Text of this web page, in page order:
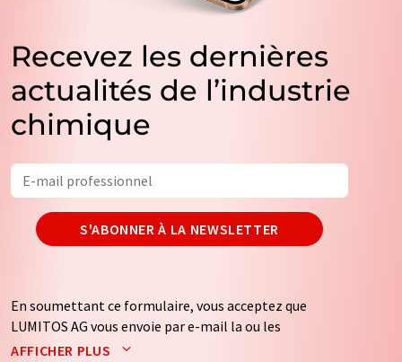
Recevez les dernières
actualités de l’industrie
chimique
S'ABONNER À LA NEWSLETTER
En soumettant ce formulaire, vous acceptez que
LUMITOS AG vous envoie par e-mail la ou les
newsletters sélectionnées ci-dessus. Vos données ne
AFFICHER PLUS